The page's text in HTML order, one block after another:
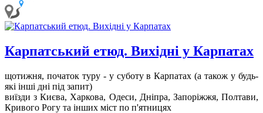
Карпатський етюд. Вихідні у Карпатах
щотижня, початок туру - у суботу в Карпатах(а також у будь-
які інші дні під запит)
виїзди з Києва, Харкова, Одеси, Дніпра, Запоріжжя, Полтави,
Кривого Рогу та інших міст по п'ятницях